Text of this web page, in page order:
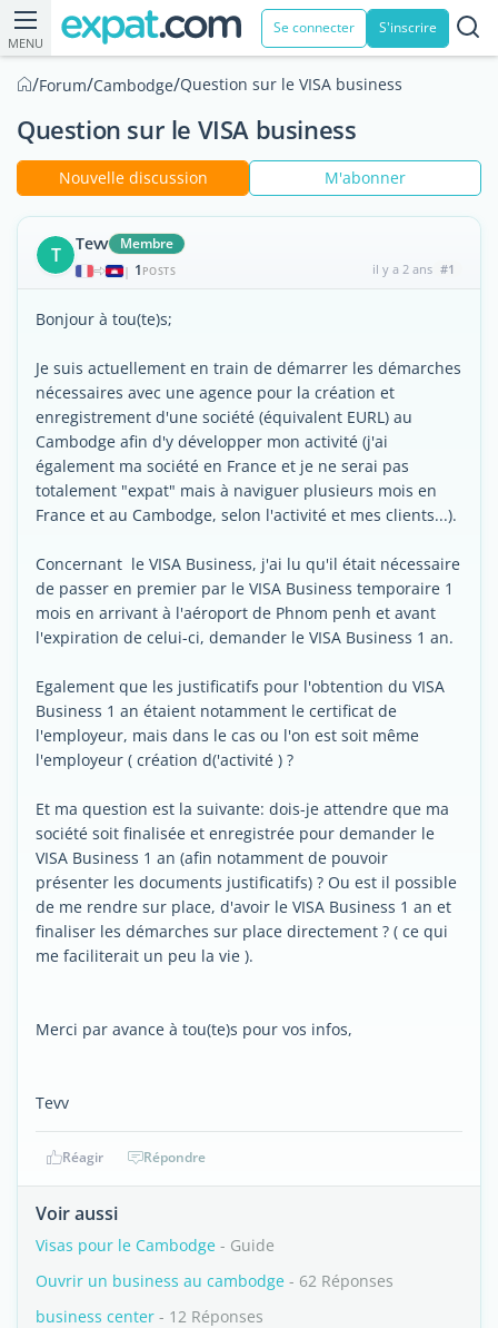
MENU
Se connecter S'inscrire
/Forum/Cambodge/Question sur le VISA business
Question sur le VISA business
Nouvelle discussion M'abonner
T Tevv Membre
| 1 POSTS il y a 2 ans #1
Bonjour à tou(te)s;
Je suis actuellement en train de démarrer les démarches
nécessaires avec une agence pour la création et
enregistrement d'une société (équivalent EURL) au
Cambodge afin d'y développer mon activité (j'ai
également ma société en France et je ne serai pas
totalement "expat" mais à naviguer plusieurs mois en
France et au Cambodge, selon l'activité et mes clients...).
Concernant le VISA Business, j'ai lu qu'il était nécessaire
de passer en premier par le VISA Business temporaire 1
mois en arrivant à l'aéroport de Phnom penh et avant
l'expiration de celui-ci, demander le VISA Business 1 an.
Egalement que les justificatifs pour l'obtention du VISA
Business 1 an étaient notamment le certificat de
l'employeur, mais dans le cas ou l'on est soit même
l'employeur ( création d('activité ) ?
Et ma question est la suivante: dois-je attendre que ma
société soit finalisée et enregistrée pour demander le
VISA Business 1 an (afin notamment de pouvoir
présenter les documents justificatifs) ? Ou est il possible
de me rendre sur place, d'avoir le VISA Business 1 an et
finaliser les démarches sur place directement ? ( ce qui
me faciliterait un peu la vie ).
Merci par avance à tou(te)s pour vos infos,
Tevv
Réagir Répondre
Voir aussi
Visas pour le Cambodge - Guide
Ouvrir un business au cambodge - 62 Réponses
business center - 12 Réponses